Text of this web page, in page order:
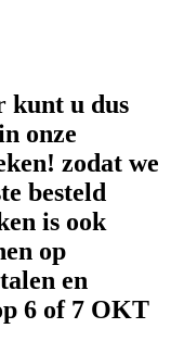
kunt u dus
onze
zodat we
besteld
is ook
op
en
6 of 7 OKT